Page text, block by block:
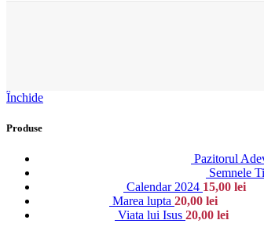
Închide
Produse
Pazitorul
Semnele
Calendar 2024 15,00 lei
Marea lupta 20,00 lei
Viata lui Isus 20,00 lei